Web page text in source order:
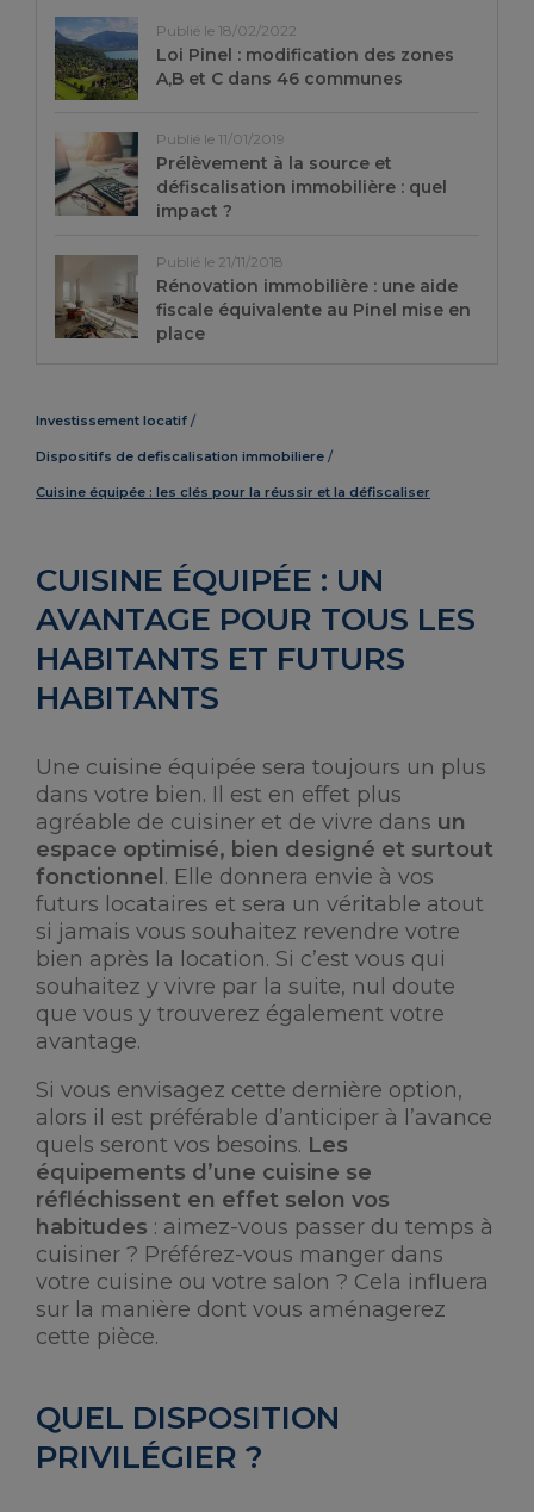
Investissement locatif
Dispositifs de defiscalisation immobiliere
Cuisine équipée : les clés pour la réussir et la défiscaliser
CUISINE ÉQUIPÉE : UN
AVANTAGE POUR TOUS LES
HABITANTS ET FUTURS
HABITANTS
Une cuisine équipée sera toujours un plus
dans votre bien. Il est en effet plus
agréable de cuisiner et de vivre dans un
espace optimisé, bien designé et surtout
fonctionnel . Elle donnera envie à vos
futurs locataires et sera un véritable atout
si jamais vous souhaitez revendre votre
bien après la location. Si c’est vous qui
souhaitez y vivre par la suite, nul doute
que vous y trouverez également votre
avantage.
Si vous envisagez cette dernière option,
alors il est préférable d’anticiper à l’avance
quels seront vos besoins. Les
équipements d’une cuisine se
réfléchissent en effet selon vos
habitudes : aimez-vous passer du temps à
cuisiner ? Préférez-vous manger dans
votre cuisine ou votre salon ? Cela influera
sur la manière dont vous aménagerez
cette pièce.
QUEL DISPOSITION
PRIVILÉGIER ?
Publié le 18/02/2022
Loi Pinel : modification des zones
A,B et C dans 46 communes
Publié le 11/01/2019
Prélèvement à la source et
défiscalisation immobilière : quel
impact ?
Publié le 21/11/2018
Rénovation immobilière : une aide
fiscale équivalente au Pinel mise en
place